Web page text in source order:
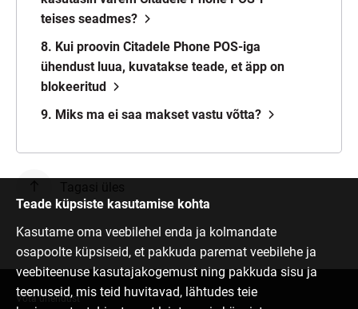
teises seadmes?
8. Kui proovin Citadele Phone POS-iga
ühendust luua, kuvatakse teade, et äpp on
blokeeritud
9. Miks ma ei saa makset vastu võtta?
Teade küpsiste kasutamise kohta
Kasutame oma veebilehel enda ja kolmandate
osapoolte küpsiseid, et pakkuda paremat veebilehe ja
veebiteenuse kasutajakogemust ning pakkuda sisu ja
teenuseid, mis teid huvitavad, lähtudes teie
Võta ühendust